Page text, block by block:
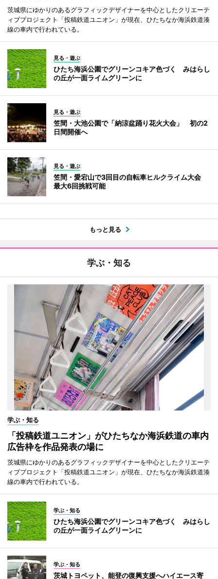
茨城県にゆかりのあるグラフィックデザイナーを中心としたクリエーテ
ィブプロジェクト「投稿鉄道ユニオン」が現在、ひたちなか海浜鉄道湊
線の車内で行われている。
見る・遊ぶ
ひたち海浜公園でグリーンコキア色づく みはらし
の丘が一面ライムグリーンに
見る・遊ぶ
笠間・大池公園で「納涼盆踊り花火大会」 初の2
日間開催へ
見る・遊ぶ
笠間・愛宕山で3回目の自転車ヒルクライム大会
最大6回挑戦可能
もっと見る
学ぶ・知る
学ぶ・知る
「投稿鉄道ユニオン」がひたちなか海浜鉄道の車内
広告枠を作品発表の場に
茨城県にゆかりのあるグラフィックデザイナーを中心としたクリエーテ
ィブプロジェクト「投稿鉄道ユニオン」が現在、ひたちなか海浜鉄道湊
線の車内で行われている。
学ぶ・知る
ひたち海浜公園でグリーンコキア色づく みはらし
の丘が一面ライムグリーンに
学ぶ・知る
茨城トヨペット、能登の復興支援へハイエース寄